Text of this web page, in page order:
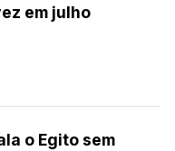
em julho
o Egito sem